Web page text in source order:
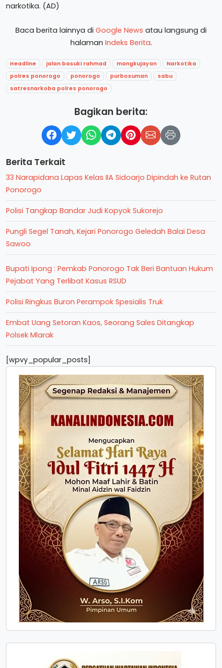
narkotika. (AD)
Baca berita lainnya di Google News atau langsung di
halaman Indeks Berita.
Headline jalan basuki rahmad mangkujayan
Narkotika
polres ponorogo
ponorogo purbosuman
sabu
satresnarkoba polres ponorogo
Bagikan berita:
Berita Terkait
33 Narapidana Lapas Kelas IIA Sidoarjo Dipindah ke Rutan
Ponorogo
Polisi Tangkap Bandar Judi Kopyok Sukorejo
Pungli Segel Tanah, Kejari Ponorogo Geledah Balai Desa
Sawoo
Bupati Ipong : Pemkab Ponorogo Tak Beri Bantuan Hukum
Pejabat Yang Terlibat Kasus RSUD
Polisi Ringkus Buron Perampok Spesialis Truk
Embat Uang Setoran Kaos, Seorang Sales Ditangkap
Polsek Mlarak
[wpvy_popular_posts]